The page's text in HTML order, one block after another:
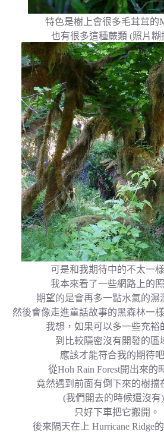
特色是樹上會很多毛茸茸的
也有很多這種蕨類 (照片糊
可是和我期待中的不太一樣
我本來看了一些網路上的照
期望的是會再多一點水氣的濕
然後會像走進童話故事的黑森林一
我想，如果可以多一些充裕
到比較隱密沒有開發的區
應該才能符合我的期待吧
從Hoh Rain Forest開出來的
竟然遇到前面有倒下來的樹擋
(我們開去的時候還沒有)
只好下車把它搬開。
後來隔天在上 Hurricane Ridge